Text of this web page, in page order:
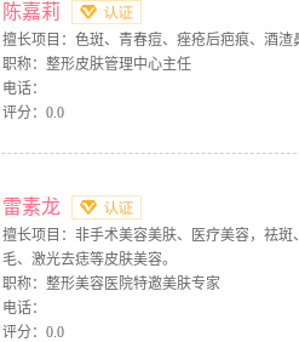
陈嘉莉
擅长项目：色斑、青春痘、痤疮后疤痕、酒渣
职称：整形皮肤管理中心主任
电话：
评分：0.0
雷素龙
擅长项目：非手术美容美肤、医疗美容，祛
毛、激光去痣等皮肤美容。
职称：整形美容医院特邀美肤专家
电话：
评分：0.0